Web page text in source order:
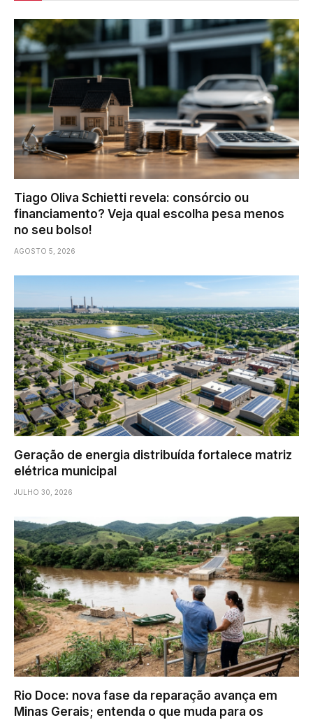
Tiago Oliva Schietti revela: consórcio ou
financiamento? Veja qual escolha pesa menos
no seu bolso!
AGOSTO 5, 2026
Geração de energia distribuída fortalece matriz
elétrica municipal
JULHO 30, 2026
Rio Doce: nova fase da reparação avança em
Minas Gerais; entenda o que muda para os